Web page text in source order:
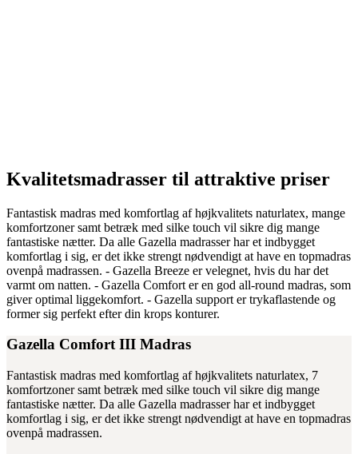
Kvalitetsmadrasser til attraktive priser
Fantastisk madras med komfortlag af højkvalitets naturlatex, mange
komfortzoner samt betræk med silke touch vil sikre dig mange
fantastiske nætter. Da alle Gazella madrasser har et indbygget
komfortlag i sig, er det ikke strengt nødvendigt at have en topmadras
ovenpå madrassen. - Gazella Breeze er velegnet, hvis du har det
varmt om natten. - Gazella Comfort er en god all-round madras, som
giver optimal liggekomfort. - Gazella support er trykaflastende og
former sig perfekt efter din krops konturer.
Gazella Comfort III Madras
Fantastisk madras med komfortlag af højkvalitets naturlatex, 7
komfortzoner samt betræk med silke touch vil sikre dig mange
fantastiske nætter. Da alle Gazella madrasser har et indbygget
komfortlag i sig, er det ikke strengt nødvendigt at have en topmadras
ovenpå madrassen.